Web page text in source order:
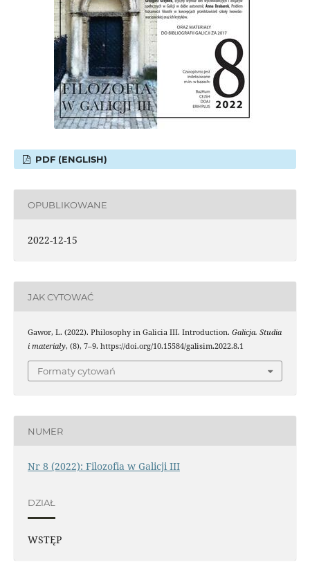
PDF (ENGLISH)
OPUBLIKOWANE
2022-12-15
JAK CYTOWAĆ
Gawor, L. (2022). Philosophy in Galicia III. Introduction. Galicja. Studia
i materiały, (8), 7–9. https://doi.org/10.15584/galisim.2022.8.1
Formaty cytowań
NUMER
Nr 8 (2022): Filozofia w Galicji III
DZIAŁ
WSTĘP